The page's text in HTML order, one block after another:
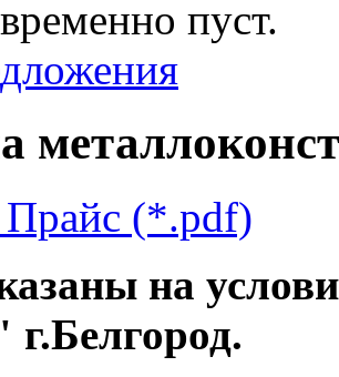
пуст.
Прайс (*.pdf)
на
г.Белгород.